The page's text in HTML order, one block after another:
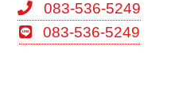
083-536-5249
083-536-5249